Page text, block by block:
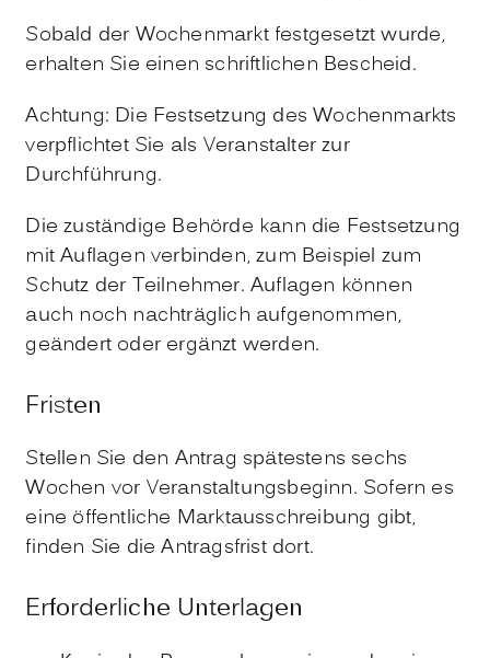
Sobald der Wochenmarkt festgesetzt wurde,
erhalten Sie einen schriftlichen Bescheid.
Achtung: Die Festsetzung des Wochenmarkts
verpflichtet Sie als Veranstalter zur
Durchführung.
Die zuständige Behörde kann die Festsetzung
mit Auflagen verbinden,zum Beispiel zum
Schutz der Teilnehmer. Auflagen können
auch noch nachträglich aufgenommen,
geändert oder ergänzt werden.
Fristen
Stellen Sie den Antrag spätestens sechs
Wochen vor Veranstaltungsbeginn. Sofern es
eine öffentliche Marktausschreibung gibt,
finden Sie die Antragsfrist dort.
Erforderliche Unterlagen